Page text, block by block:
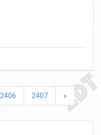
2406 2407 » Вперед